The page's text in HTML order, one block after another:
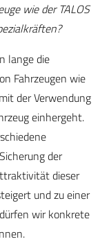
wie der TALOS
lange die
Fahrzeugen wie
der Verwendung
einhergeht.
der
dieser
und zu einer
wir konkrete